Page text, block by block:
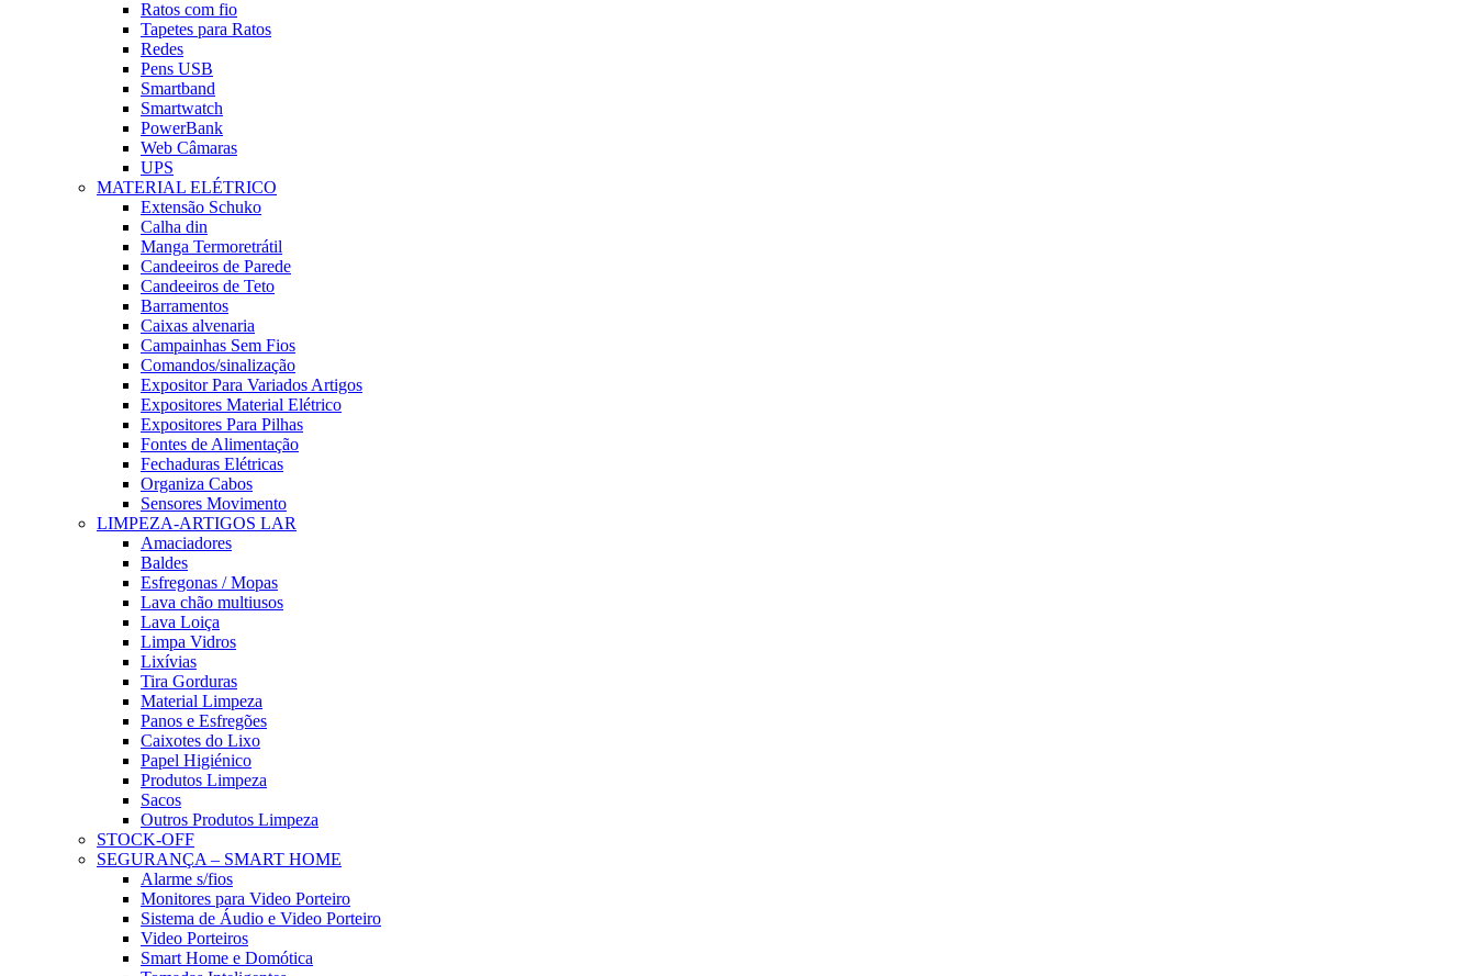
Ratos com fio
Tapetes para Ratos
Redes
Pens USB
Smartband
Smartwatch
PowerBank
Web Câmaras
UPS
MATERIAL ELÉTRICO
Extensão Schuko
Calha din
Manga Termoretrátil
Candeeiros de Parede
Candeeiros de Teto
Barramentos
Caixas alvenaria
Campainhas Sem Fios
Comandos/sinalização
Expositor Para Variados Artigos
Expositores Material Elétrico
Expositores Para Pilhas
Fontes de Alimentação
Fechaduras Elétricas
Organiza Cabos
Sensores Movimento
LIMPEZA-ARTIGOS LAR
Amaciadores
Baldes
Esfregonas / Mopas
Lava chão multiusos
Lava Loiça
Limpa Vidros
Lixívias
Tira Gorduras
Material Limpeza
Panos e Esfregões
Caixotes do Lixo
Papel Higiénico
Produtos Limpeza
Sacos
Outros Produtos Limpeza
STOCK-OFF
SEGURANÇA – SMART HOME
Alarme s/fios
Monitores para Video Porteiro
Sistema de Áudio e Video Porteiro
Video Porteiros
Smart Home e Domótica